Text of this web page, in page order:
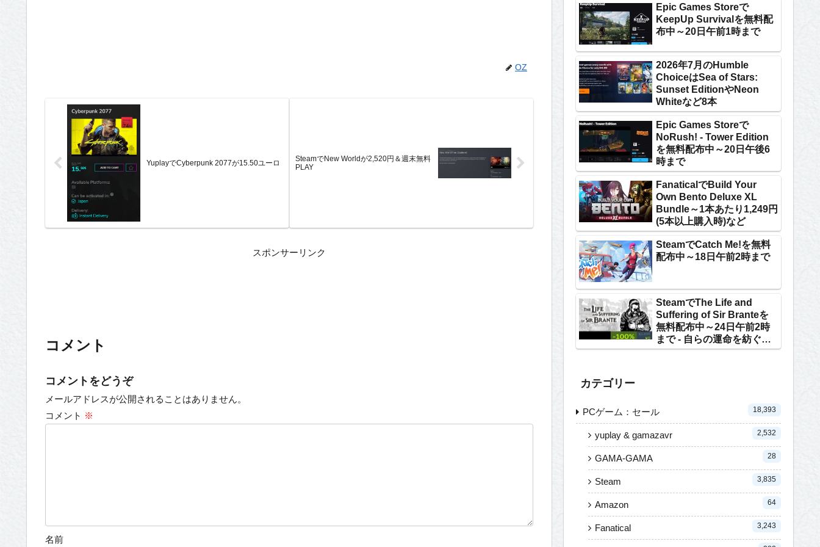
OZ
YuplayでCyberpunk 2077が15.50ユーロ
SteamでNew Worldが2,520円＆週末無料
PLAY
スポンサーリンク
コメント
コメントをどうぞ
メールアドレスが公開されることはありません。
コメント ※
名前
Epic Games Storeで
KeepUp Survivalを無料配
布中～20日午前1時まで
2026年7月のHumble
ChoiceはSea of Stars:
Sunset EditionやNeon
Whiteなど8本
Epic Games Storeで
NoRush! - Tower Edition
を無料配布中～20日午後6
時まで
FanaticalでBuild Your
Own Bento Deluxe XL
Bundle～1本あたり1,249円
(5本以上購入時)など
SteamでCatch Me!を無料
配布中～18日午前2時まで
SteamでThe Life and
Suffering of Sir Branteを
無料配布中～24日午前2時
まで - 自らの運命を紡ぐテ
キストRPG
カテゴリー
PCゲーム：セール 18,393
yuplay & gamazavr 2,532
GAMA-GAMA 28
Steam 3,835
Amazon 64
Fanatical 3,243